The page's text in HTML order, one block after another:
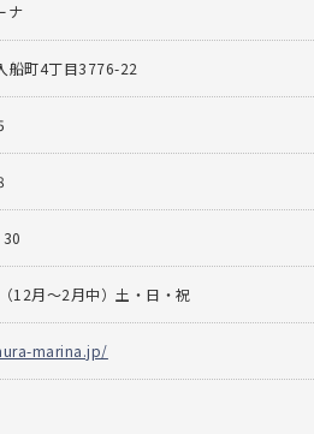
ナ
船町4丁目3776-22
月～2月中）土・日・祝
marina.jp/